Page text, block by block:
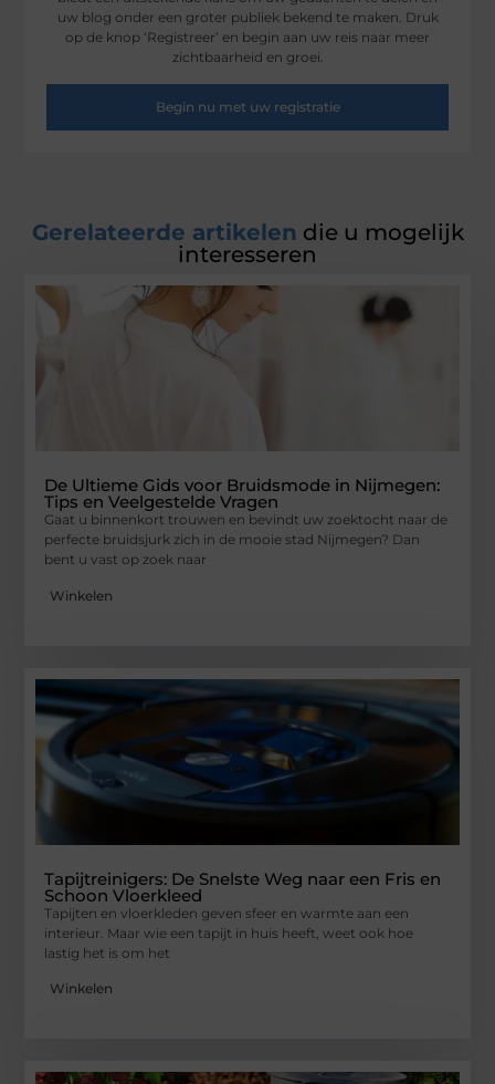
uw blog onder een groter publiek bekend te maken. Druk
op de knop ‘Registreer’ en begin aan uw reis naar meer
zichtbaarheid en groei.
Begin nu met uw registratie
Gerelateerde artikelen die u mogelijk
interesseren
De Ultieme Gids voor Bruidsmode in Nijmegen:
Tips en Veelgestelde Vragen
Gaat u binnenkort trouwen en bevindt uw zoektocht naar de
perfecte bruidsjurk zich in de mooie stad Nijmegen? Dan
bent u vast op zoek naar
Winkelen
Tapijtreinigers: De Snelste Weg naar een Fris en
Schoon Vloerkleed
Tapijten en vloerkleden geven sfeer en warmte aan een
interieur. Maar wie een tapijt in huis heeft, weet ook hoe
lastig het is om het
Winkelen